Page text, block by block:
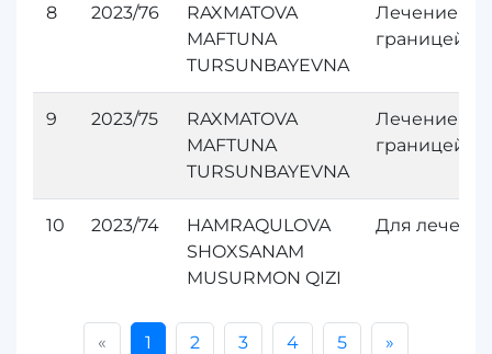
8 2023/76
RAXMATOVA
MAFTUNA
TURSUNBAYEVNA
Лечение за
границей
9 2023/75
RAXMATOVA
MAFTUNA
TURSUNBAYEVNA
Лечение за
границей
10 2023/74
HAMRAQULOVA
SHOXSANAM
MUSURMON QIZI
Для
« 1 2 3 4 5 »